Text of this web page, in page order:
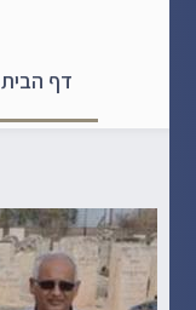
דף הבית